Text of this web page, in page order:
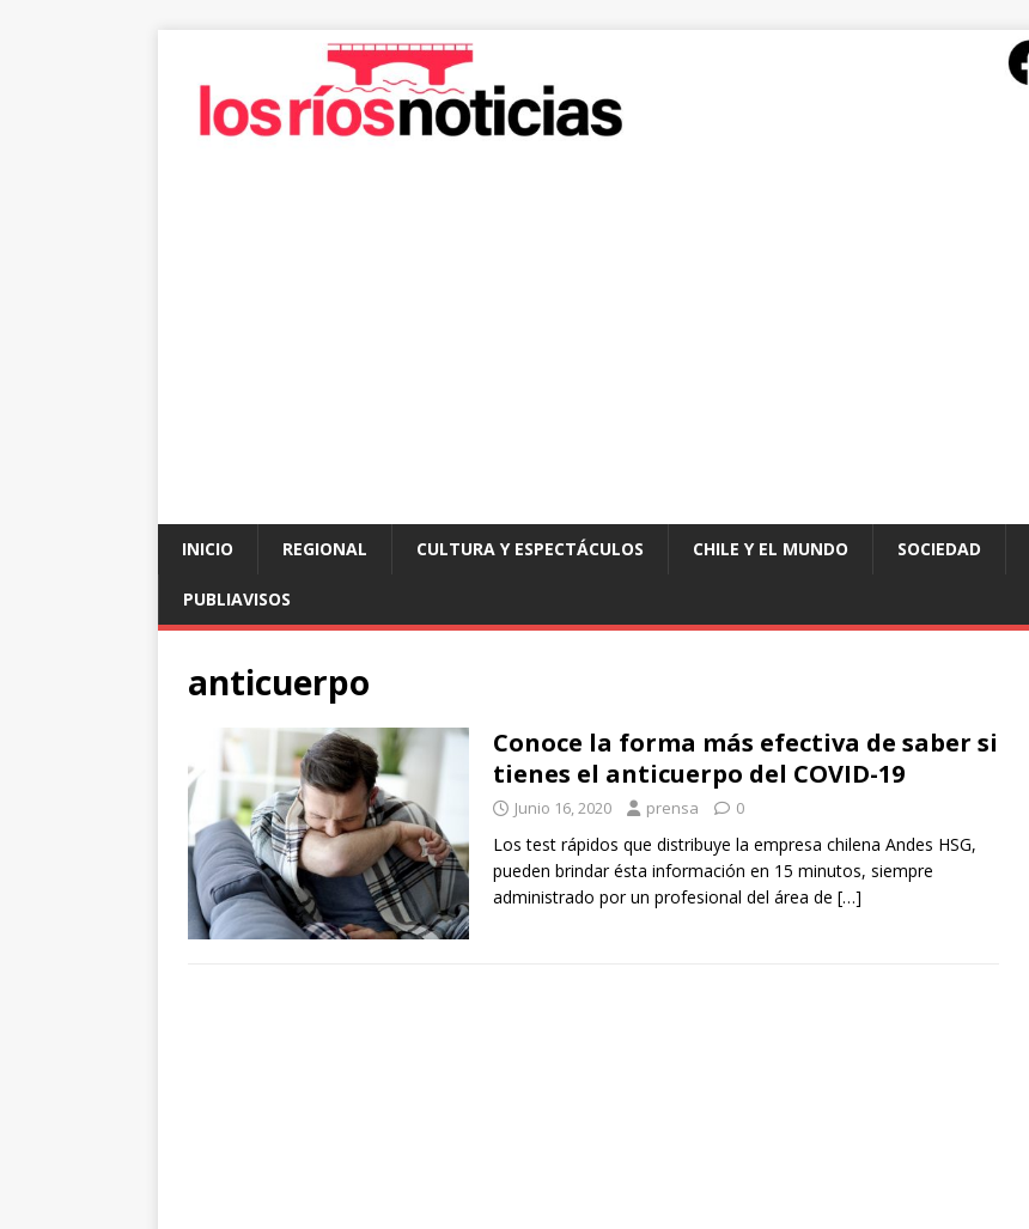
INICIO REGIONAL CULTURA Y ESPECTÁCULOS CHILE Y EL MUNDO SOCIEDAD
PUBLIAVISOS
anticuerpo
Conoce la forma más efectiva de saber si
tienes el anticuerpo del COVID-19
Junio 16, 2020 prensa 0
Los test rápidos que distribuye la empresa chilena Andes HSG,
pueden brindar ésta información en 15 minutos, siempre
administrado por un profesional del área de […]